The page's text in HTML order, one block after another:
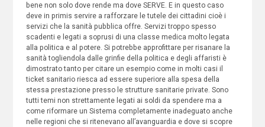
bene non solo dove rende ma dove SERVE. E in questo caso
deve in primis servire a rafforzare le tutele dei cittadini cioè i
servizi che la sanità pubblica offre. Servizi troppo spesso
scadenti e legati a soprusi di una classe medica molto legata
alla politica e al potere. Si potrebbe approfittare per risanare la
sanità togliendola dalle grinfie della politica e degli affaristi è
dimostrato tanto per citare un esempio come in molti casi il
ticket sanitario riesca ad essere superiore alla spesa della
stessa prestazione presso le strutture sanitarie private. Sono
tutti temi non strettamente legati ai soldi da spendere ma a
come riformare un Sistema completamente inadeguato anche
nelle regioni che si ritenevano all’avanguardia e dove si scopre